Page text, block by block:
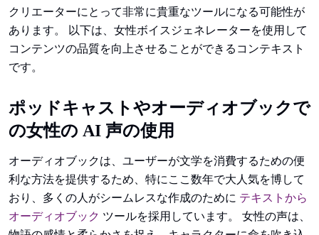
クリエーターにとって非常に貴重なツールになる可能性が
あります。 以下は、女性ボイスジェネレーターを使用して
コンテンツの品質を向上させることができるコンテキスト
です。
ポッドキャストやオーディオブックで
の女性の AI 声の使用
オーディオブックは、ユーザーが文学を消費するための便
利な方法を提供するため、特にここ数年で大人気を博して
おり、多くの人がシームレスな作成のために テキストから
オーディオブック ツールを採用しています。 女性の声は、